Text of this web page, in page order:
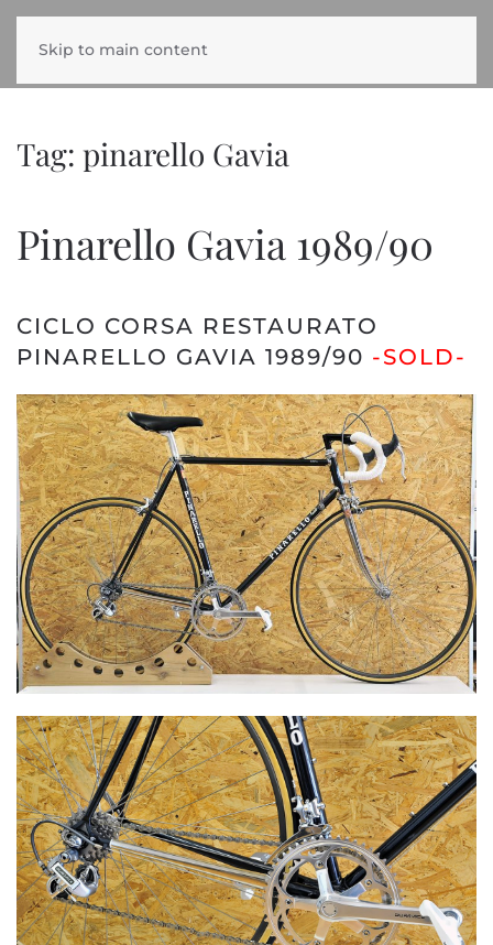
Skip to main content
Tag: pinarello Gavia
Pinarello Gavia 1989/90
CICLO CORSA RESTAURATO
PINARELLO GAVIA 1989/90 -SOLD-